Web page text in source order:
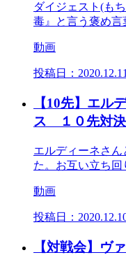
ダイジェスト(も
毒』と言う褒め
動画
投稿日： 2020.12.11
【10先】エル
ス １０先対決
エルディーネさん
た。お互い立ち
動画
投稿日：
【対戦会】ヴ